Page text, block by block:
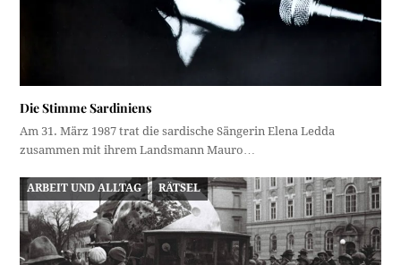
Die Stimme Sardiniens
Am 31. März 1987 trat die sardische Sängerin Elena Ledda
zusammen mit ihrem Landsmann Mauro…
ARBEIT UND ALLTAG RÄTSEL